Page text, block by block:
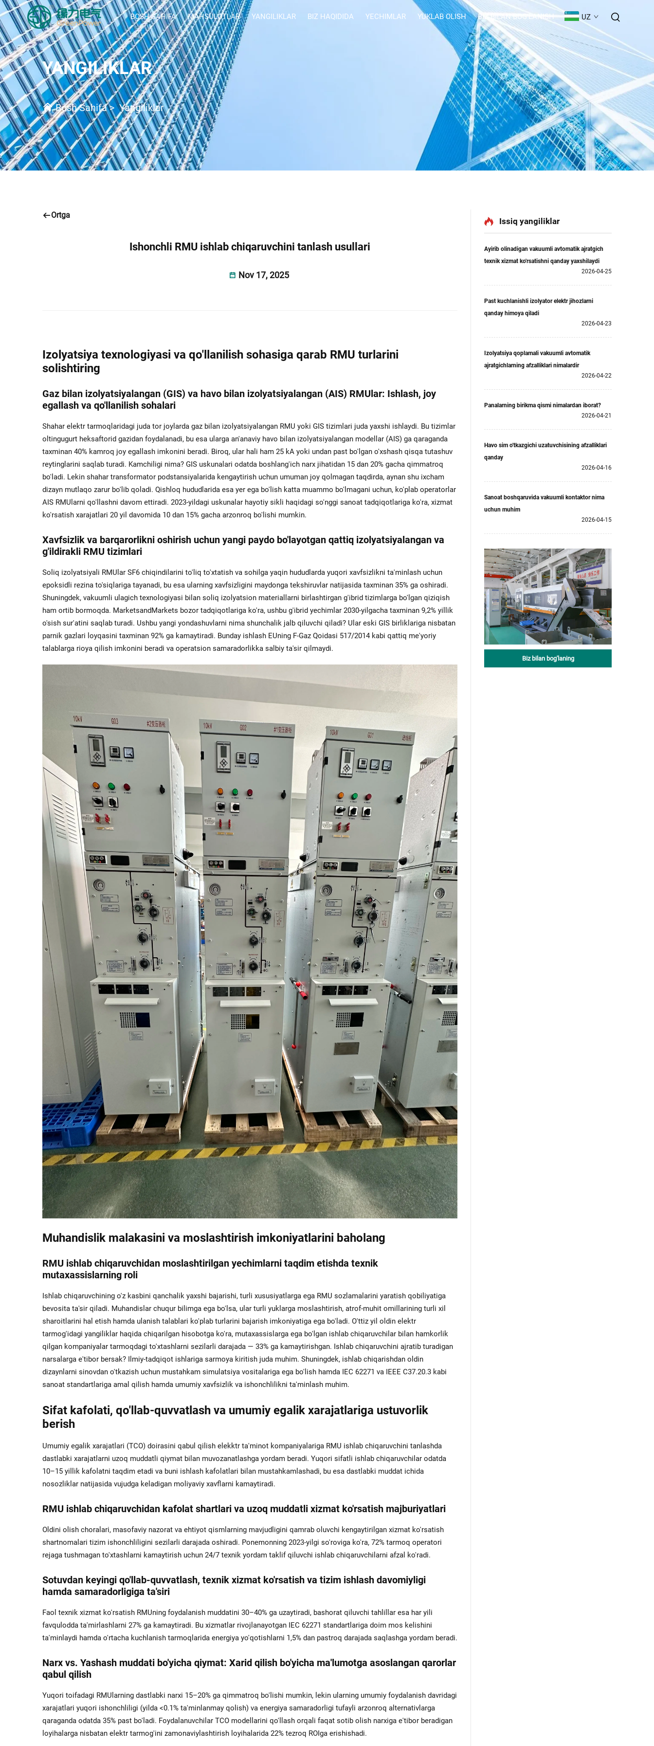
BOSH SAHIFA MAHSULOTLAR YANGILIKLAR BIZ HAQIDIDA YECHIMLAR YUKLAB OLISH BIZ BILAN BOG'LANISH UZ
YANGILIKLAR
Bosh Sahifa>Yangiliklar
Ortga
Ishonchli RMU ishlab chiqaruvchini tanlash usullari
Nov 17, 2025
Izolyatsiya texnologiyasi va qo'llanilish sohasiga qarab RMU turlarini
solishtiring
Gaz bilan izolyatsiyalangan (GIS) va havo bilan izolyatsiyalangan (AIS) RMUlar: Ishlash, joy
egallash va qo'llanilish sohalari
Shahar elektr tarmoqlaridagi juda tor joylarda gaz bilan izolyatsiyalangan RMU yoki GIS tizimlari juda yaxshi ishlaydi. Bu tizimlar
oltingugurt heksaftorid gazidan foydalanadi, bu esa ularga an'anaviy havo bilan izolyatsiyalangan modellar (AIS) ga qaraganda
taxminan 40% kamroq joy egallash imkonini beradi. Biroq, ular hali ham 25 kA yoki undan past bo'lgan o'xshash qisqa tutashuv
reytinglarini saqlab turadi. Kamchiligi nima? GIS uskunalari odatda boshlang'ich narx jihatidan 15 dan 20% gacha qimmatroq
bo'ladi. Lekin shahar transformator podstansiyalarida kengaytirish uchun umuman joy qolmagan taqdirda, aynan shu ixcham
dizayn mutlaqo zarur bo'lib qoladi. Qishloq hududlarida esa yer ega bo'lish katta muammo bo'lmagani uchun, ko'plab operatorlar
AIS RMUlarni qo'llashni davom ettiradi. 2023-yildagi uskunalar hayotiy sikli haqidagi so'nggi sanoat tadqiqotlariga ko'ra, xizmat
ko'rsatish xarajatlari 20 yil davomida 10 dan 15% gacha arzonroq bo'lishi mumkin.
Xavfsizlik va barqarorlikni oshirish uchun yangi paydo bo'layotgan qattiq izolyatsiyalangan va
g'ildirakli RMU tizimlari
Soliq izolyatsiyali RMUlar SF6 chiqindilarini to'liq to'xtatish va sohilga yaqin hududlarda yuqori xavfsizlikni ta'minlash uchun
epoksidli rezina to'siqlariga tayanadi, bu esa ularning xavfsizligini maydonga tekshiruvlar natijasida taxminan 35% ga oshiradi.
Shuningdek, vakuumli ulagich texnologiyasi bilan soliq izolyatsion materiallarni birlashtirgan g'ibrid tizimlarga bo'lgan qiziqish
ham ortib bormoqda. MarketsandMarkets bozor tadqiqotlariga ko'ra, ushbu g'ibrid yechimlar 2030-yilgacha taxminan 9,2% yillik
o'sish sur'atini saqlab turadi. Ushbu yangi yondashuvlarni nima shunchalik jalb qiluvchi qiladi? Ular eski GIS birliklariga nisbatan
parnik gazlari loyqasini taxminan 92% ga kamaytiradi. Bunday ishlash EUning F-Gaz Qoidasi 517/2014 kabi qattiq me'yoriy
talablarga rioya qilish imkonini beradi va operatsion samaradorlikka salbiy ta'sir qilmaydi.
Muhandislik malakasini va moslashtirish imkoniyatlarini baholang
RMU ishlab chiqaruvchidan moslashtirilgan yechimlarni taqdim etishda texnik
mutaxassislarning roli
Ishlab chiqaruvchining o'z kasbini qanchalik yaxshi bajarishi, turli xususiyatlarga ega RMU sozlamalarini yaratish qobiliyatiga
bevosita ta'sir qiladi. Muhandislar chuqur bilimga ega bo'lsa, ular turli yuklarga moslashtirish, atrof-muhit omillarining turli xil
sharoitlarini hal etish hamda ulanish talablari ko'plab turlarini bajarish imkoniyatiga ega bo'ladi. O'ttiz yil oldin elektr
tarmog'idagi yangiliklar haqida chiqarilgan hisobotga ko'ra, mutaxassislarga ega bo'lgan ishlab chiqaruvchilar bilan hamkorlik
qilgan kompaniyalar tarmoqdagi to'xtashlarni sezilarli darajada — 33% ga kamaytirishgan. Ishlab chiqaruvchini ajratib turadigan
narsalarga e'tibor bersak? Ilmiy-tadqiqot ishlariga sarmoya kiritish juda muhim. Shuningdek, ishlab chiqarishdan oldin
dizaynlarni sinovdan o'tkazish uchun mustahkam simulatsiya vositalariga ega bo'lish hamda IEC 62271 va IEEE C37.20.3 kabi
sanoat standartlariga amal qilish hamda umumiy xavfsizlik va ishonchlilikni ta'minlash muhim.
Sifat kafolati, qo'llab-quvvatlash va umumiy egalik xarajatlariga ustuvorlik
berish
Umumiy egalik xarajatlari (TCO) doirasini qabul qilish elekktr ta'minot kompaniyalariga RMU ishlab chiqaruvchini tanlashda
dastlabki xarajatlarni uzoq muddatli qiymat bilan muvozanatlashga yordam beradi. Yuqori sifatli ishlab chiqaruvchilar odatda
10–15 yillik kafolatni taqdim etadi va buni ishlash kafolatlari bilan mustahkamlashadi, bu esa dastlabki muddat ichida
nosozliklar natijasida vujudga keladigan moliyaviy xavflarni kamaytiradi.
RMU ishlab chiqaruvchidan kafolat shartlari va uzoq muddatli xizmat ko'rsatish majburiyatlari
Oldini olish choralari, masofaviy nazorat va ehtiyot qismlarning mavjudligini qamrab oluvchi kengaytirilgan xizmat ko'rsatish
shartnomalari tizim ishonchliligini sezilarli darajada oshiradi. Ponemonning 2023-yilgi so'roviga ko'ra, 72% tarmoq operatori
rejaga tushmagan to'xtashlarni kamaytirish uchun 24/7 texnik yordam taklif qiluvchi ishlab chiqaruvchilarni afzal ko'radi.
Sotuvdan keyingi qo'llab-quvvatlash, texnik xizmat ko'rsatish va tizim ishlash davomiyligi
hamda samaradorligiga ta'siri
Faol texnik xizmat ko'rsatish RMUning foydalanish muddatini 30–40% ga uzaytiradi, bashorat qiluvchi tahlillar esa har yili
favqulodda ta'mirlashlarni 27% ga kamaytiradi. Bu xizmatlar rivojlanayotgan IEC 62271 standartlariga doim mos kelishini
ta'minlaydi hamda o'rtacha kuchlanish tarmoqlarida energiya yo'qotishlarni 1,5% dan pastroq darajada saqlashga yordam beradi.
Narx vs. Yashash muddati bo'yicha qiymat: Xarid qilish bo'yicha ma'lumotga asoslangan qarorlar
qabul qilish
Yuqori toifadagi RMUlarning dastlabki narxi 15–20% ga qimmatroq bo'lishi mumkin, lekin ularning umumiy foydalanish davridagi
xarajatlari yuqori ishonchliligi (yilda <0.1% ta'minlanmay qolish) va energiya samaradorligi tufayli arzonroq alternativlarga
qaraganda odatda 35% past bo'ladi. Foydalanuvchilar TCO modellarini qo'llash orqali faqat sotib olish narxiga e'tibor beradigan
loyihalarga nisbatan elektr tarmog'ini zamonaviylashtirish loyihalarida 22% tezroq ROIga erishishadi.
Issiq yangiliklar
Ayirib olinadigan vakuumli avtomatik ajratgich
texnik xizmat ko'rsatishni qanday yaxshilaydi
2026-04-25
Past kuchlanishli izolyator elektr jihozlarni
qanday himoya qiladi
2026-04-23
Izolyatsiya qoplamali vakuumli avtomatik
ajratgichlarning afzalliklari nimalardir
2026-04-22
Panalarning birikma qismi nimalardan iborat?
2026-04-21
Havo sim o'tkazgichi uzatuvchisining afzalliklari
qanday
2026-04-16
Sanoat boshqaruvida vakuumli kontaktor nima
uchun muhim
2026-04-15
Biz bilan bog'laning